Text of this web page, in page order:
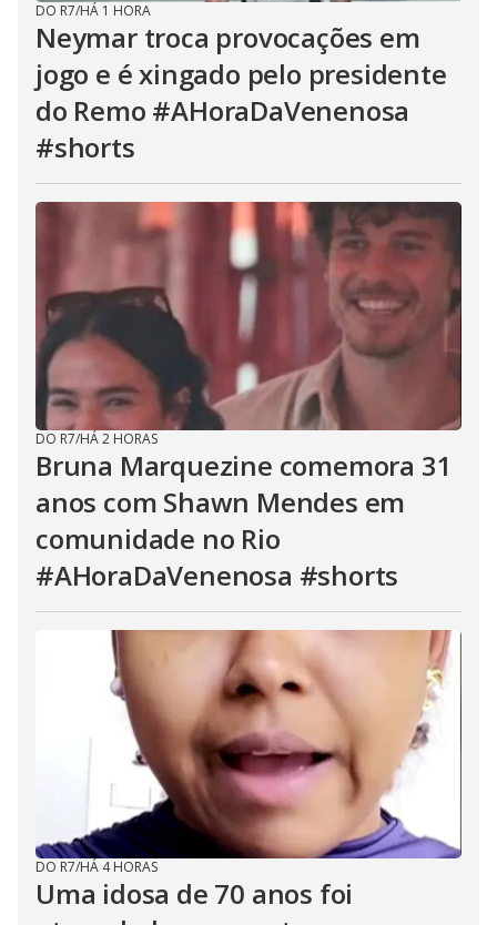
DO R7/HÁ 1 HORA
Neymar troca provocações em
jogo e é xingado pelo presidente
do Remo #AHoraDaVenenosa
#shorts
DO R7/HÁ 2 HORAS
Bruna Marquezine comemora 31
anos com Shawn Mendes em
comunidade no Rio
#AHoraDaVenenosa #shorts
DO R7/HÁ 4 HORAS
Uma idosa de 70 anos foi